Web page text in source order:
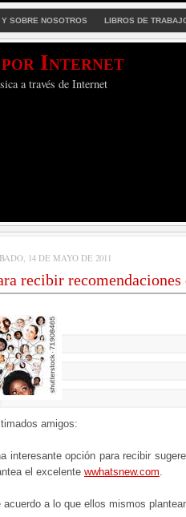
Y SOBRE NOSOTROS LIBROS DE
Internet
a través de Internet
14 DE MAYO DE 2011
recibir recomendaciones
amigos:
interesante opción para recibir
el excelente wwhatsnew.com.
acuerdo a lo que ellos mismos